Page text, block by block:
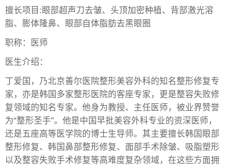
擅长项目:眼部超声刀去皱、头顶加密种植、背部激光溶
脂、膨体隆鼻、眼部自体脂肪去黑眼圈
职称：医师
医生介绍：
丁爱国，乃北京善尔医院整形美容外科的知名整形修复专
家，亦是韩国多家整形医院的客座专家，更是整容失败修
复领域的知名专家。他身为教授、主任医师，被业界赞誉
为“整形圣手”。他是中国早批美容外科专业的资深医师，
还是五座高等医学院的博士生导师。其主要擅长韩国眼部
整形修复、韩国鼻部整形修复、面部手术除皱、吸脂塑形
以及整容失败手术修复等高难度复杂领域，在这些方面拥